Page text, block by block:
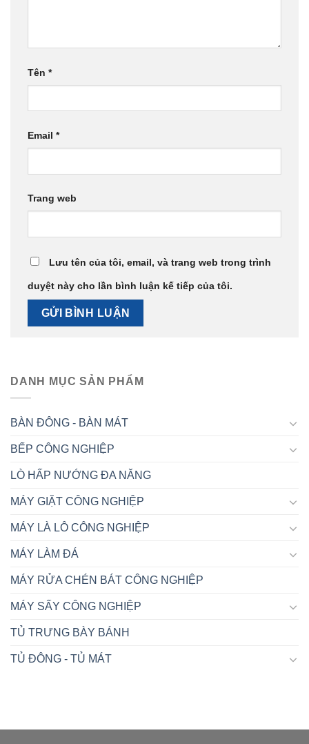
Tên *
Email *
Trang web
Lưu tên của tôi, email, và trang web trong trình
duyệt này cho lần bình luận kế tiếp của tôi.
DANH MỤC SẢN PHẨM
BÀN ĐÔNG - BÀN MÁT
BẾP CÔNG NGHIỆP
LÒ HẤP NƯỚNG ĐA NĂNG
MÁY GIẶT CÔNG NGHIỆP
MÁY LÀ LÔ CÔNG NGHIỆP
MÁY LÀM ĐÁ
MÁY RỬA CHÉN BÁT CÔNG NGHIỆP
MÁY SẤY CÔNG NGHIỆP
TỦ TRƯNG BÀY BÁNH
TỦ ĐÔNG - TỦ MÁT